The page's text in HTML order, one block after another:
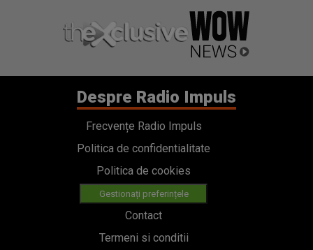
Despre Radio Impuls
Frecvențe Radio Impuls
Politica de confidentialitate
Politica de cookies
Gestionați preferințele
Contact
Termeni si conditii